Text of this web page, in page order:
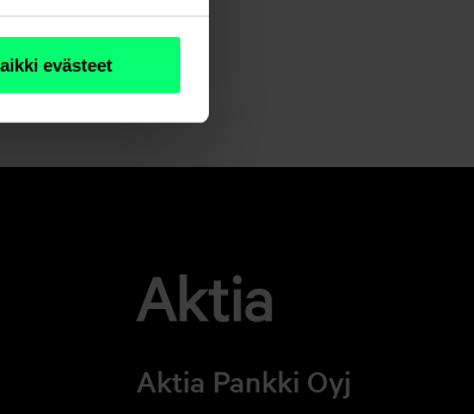
evästeet
Aktia Pankki Oyj